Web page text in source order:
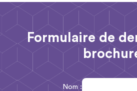
Formulaire de
Nom :